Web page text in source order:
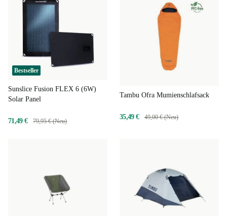
Bestseller
Sunslice Fusion FLEX 6 (6W)
Solar Panel
71,49 € 79,95 € (Neu)
Tambu Ofra Mumienschlafsack
35,49 € 49,00 € (Neu)